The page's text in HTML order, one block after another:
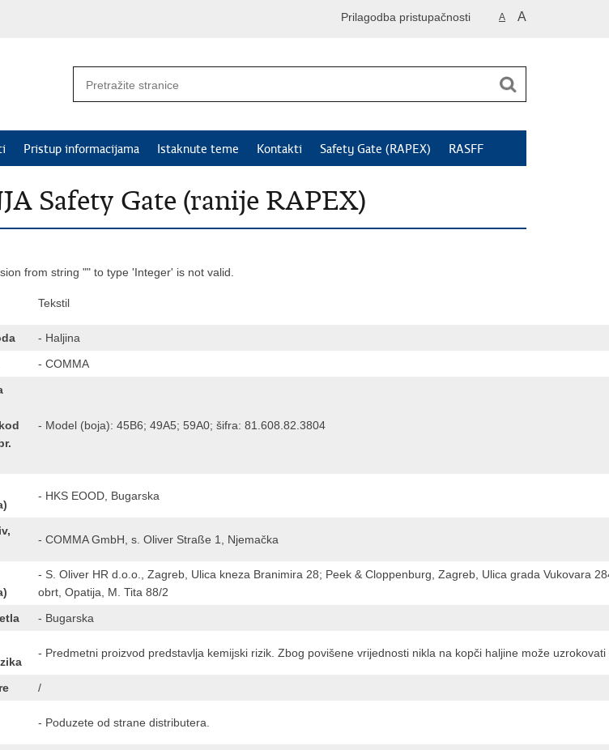
A A
Prilagodba pristupačnosti
Pristup informacijama Istaknute teme Kontakti Safety Gate (RAPEX) RASFF
Safety Gate (ranije RAPEX)
from string "" to type 'Integer' is not valid.
Tekstil
- Haljina
- COMMA
- Model (boja): 45B6; 49A5; 59A0; šifra: 81.608.82.3804
- HKS EOOD, Bugarska
- COMMA GmbH, s. Oliver Straße 1, Njemačka
- S. Oliver HR d.o.o., Zagreb, Ulica kneza Branimira 28; Peek & Cloppenburg, Zagreb, Ulica grada Vukovara
obrt, Opatija, M. Tita 88/2
- Bugarska
- Predmetni proizvod predstavlja kemijski rizik. Zbog povišene vrijednosti nikla na kopči haljine može
/
- Poduzete od strane distributera.